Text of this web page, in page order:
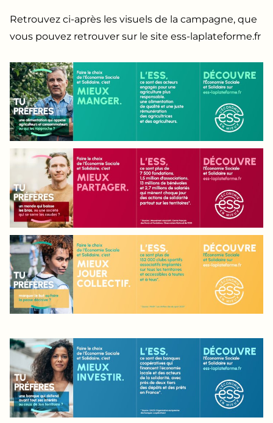
Retrouvez ci-après les visuels de la campagne, que
vous pouvez retrouver sur le site ess-laplateforme.fr